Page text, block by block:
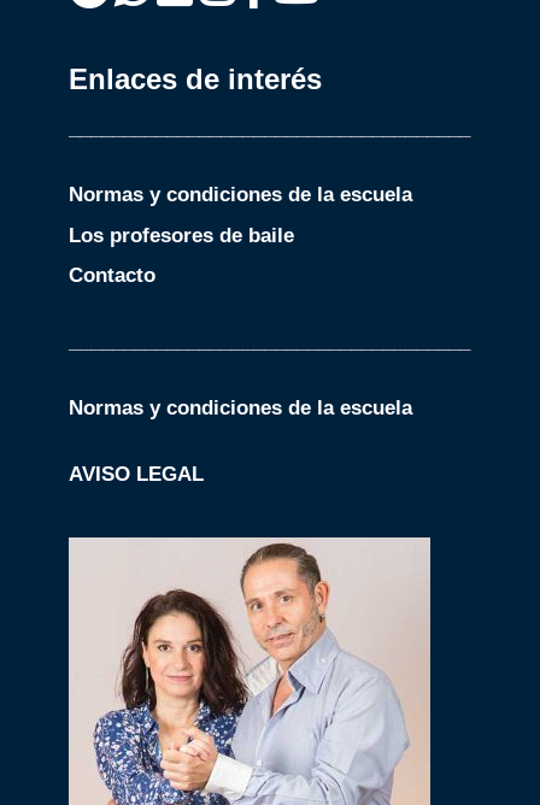
Enlaces de interés
Normas y condiciones de la escuela
Los profesores de baile
Contacto
Normas y condiciones de la escuela
AVISO LEGAL